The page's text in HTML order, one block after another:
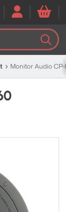
Monitor Audio